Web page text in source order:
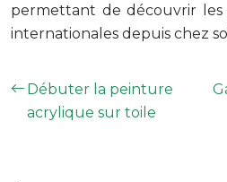
permettant de découvrir les
internationales depuis chez
Débuter la peinture
acrylique sur toile